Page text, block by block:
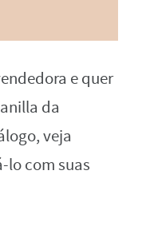
e quer
da
veja
lo com suas